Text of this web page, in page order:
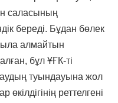
саласының
береді. Бұдан бөлек
алмайтын
бұл ҰҒК-ті
туындауына жол
реттелгені